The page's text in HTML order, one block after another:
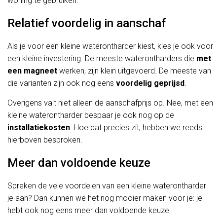
Relatief voordelig in aanschaf
Als je voor een kleine waterontharder kiest, kies je ook voor
een kleine investering. De meeste waterontharders die met
een magneet werken, zijn klein uitgevoerd. De meeste van
die varianten zijn ook nog eens voordelig geprijsd.
Overigens valt niet alleen de aanschafprijs op. Nee, met een
kleine waterontharder bespaar je ook nog op de
installatiekosten. Hoe dat precies zit, hebben we reeds
hierboven besproken.
Meer dan voldoende keuze
Spreken de vele voordelen van een kleine waterontharder
je aan? Dan kunnen we het nog mooier maken voor je: je
hebt ook nog eens meer dan voldoende keuze.